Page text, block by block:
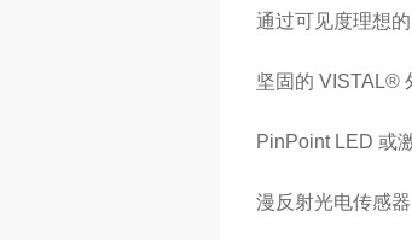
通过可见度理想
坚固的 VISTAL®
PinPoint LED 或
漫反射光电传感